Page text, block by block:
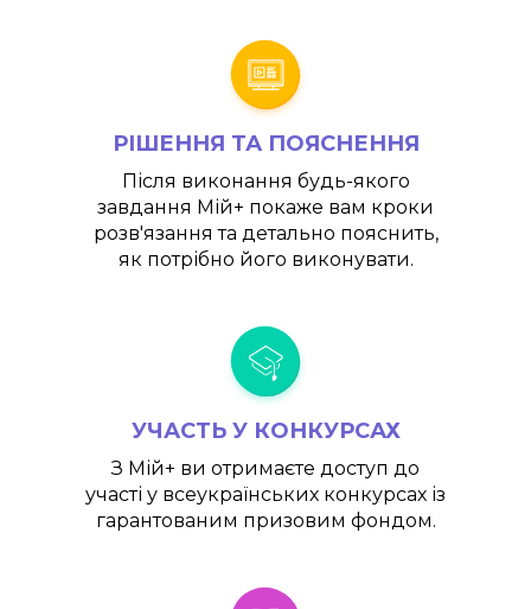
РІШЕННЯ ТА ПОЯСНЕННЯ
Після виконання будь-якого
завдання Мій+ покаже вам кроки
розв'язання та детально пояснить,
як потрібно його виконувати.
УЧАСТЬ У КОНКУРСАХ
З Мій+ ви отримаєте доступ до
участі у всеукраїнських конкурсах із
гарантованим призовим фондом.